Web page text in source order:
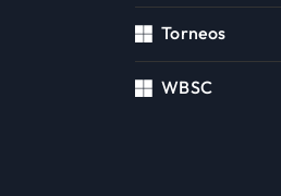
Torneos
WBSC